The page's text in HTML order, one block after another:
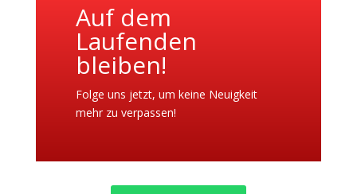
Auf dem
Laufenden
bleiben!
Folge uns jetzt, um keine Neuigkeit
mehr zu verpassen!